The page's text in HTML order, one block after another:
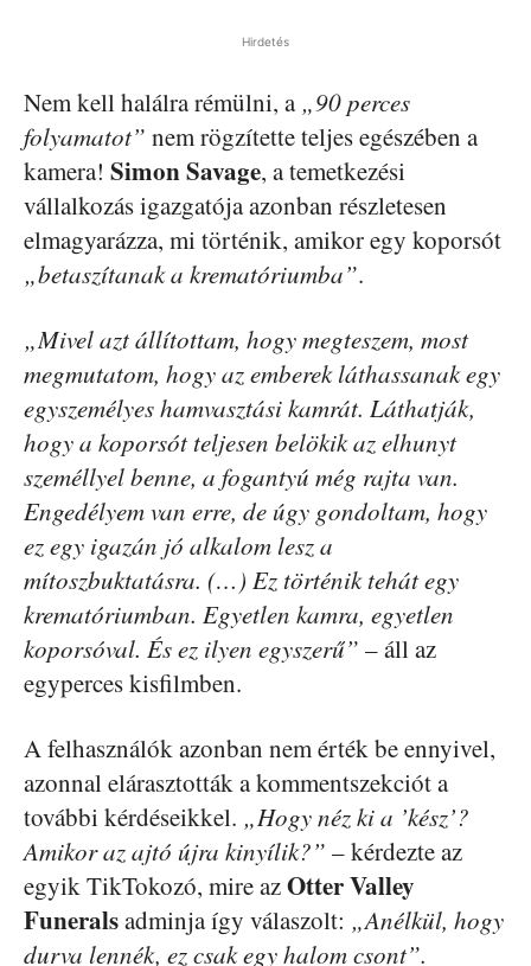
Hirdetés
Nem kell halálra rémülni, a „90 perces
folyamatot” nem rögzítette teljes egészében a
kamera! SimonSavage, a temetkezési
vállalkozás igazgatója azonban részletesen
elmagyarázza, mi történik, amikor egy koporsót
„betaszítanak a krematóriumba”.
„Mivel azt állítottam, hogy megteszem, most
megmutatom, hogy az emberek láthassanak egy
egyszemélyes hamvasztási kamrát. Láthatják,
hogy a koporsót teljesen belökik az elhunyt
személlyel benne, a fogantyú még rajta van.
Engedélyem van erre, de úgy gondoltam, hogy
ez egy igazán jó alkalom lesz a
mítoszbuktatásra. (…) Ez történik tehát egy
krematóriumban. Egyetlen kamra, egyetlen
koporsóval. És ez ilyen egyszerű” – áll az
egyperces kisfilmben.
A felhasználók azonban nem érték be ennyivel,
azonnal elárasztották a kommentszekciót a
további kérdéseikkel. „Hogy néz ki a ’kész’?
Amikor az ajtó újra kinyílik?” – kérdezte az
egyik TikTokozó, mire azOtter Valley
Funeralsadminja így válaszolt: „Anélkül, hogy
durva lennék, ez csak egy halom csont”.